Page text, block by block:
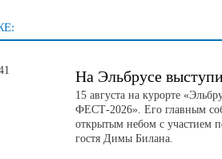
На Эльбрусе
15 августа на курорте
ФЕСТ-2026». Его главным
открытым небом с участием
гостя Димы Билана.